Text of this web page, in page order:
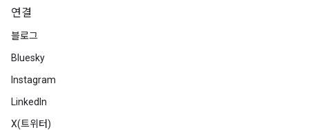
연결
블로그
Bluesky
Instagram
LinkedIn
X(트위터)